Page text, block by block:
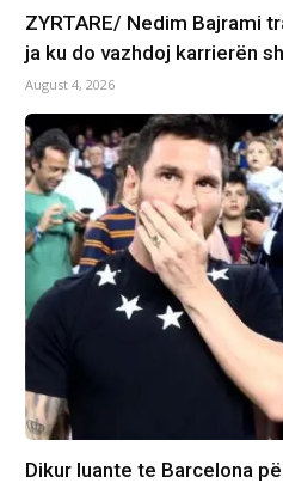
ZYRTARE/ Nedim Bajrami
ja ku do vazhdoj karrierën
August 4, 2026
Dikur luante te Barcelona